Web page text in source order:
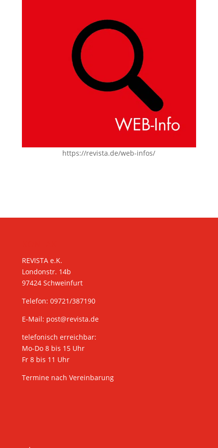
https://revista.de/web-infos/
REVISTA e.K.
Londonstr. 14b
97424 Schweinfurt
Telefon: 09721/387190
E-Mail: post@revista.de
telefonisch erreichbar:
Mo-Do 8 bis 15 Uhr
Fr 8 bis 11 Uhr
Termine nach Vereinbarung